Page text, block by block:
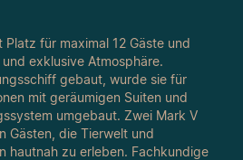
für maximal 12 Gäste und
exklusive Atmosphäre.
gebaut, wurde sie für
mit geräumigen Suiten und
umgebaut. Zwei Mark V
Gästen, die Tierwelt und
hautnah zu erleben. Fachkundige